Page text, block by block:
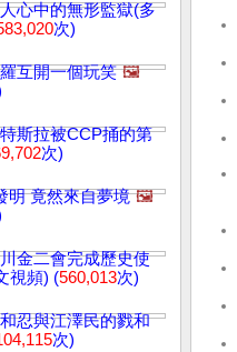
心中的無形監獄(多
次)
互開一個玩笑 🖼️
斯拉被CCP捅的第
次)
明 竟然來自夢境 🖼️
金二會完成歷史使
視頻) (560,013次)
忍與江澤民的戮和
次)